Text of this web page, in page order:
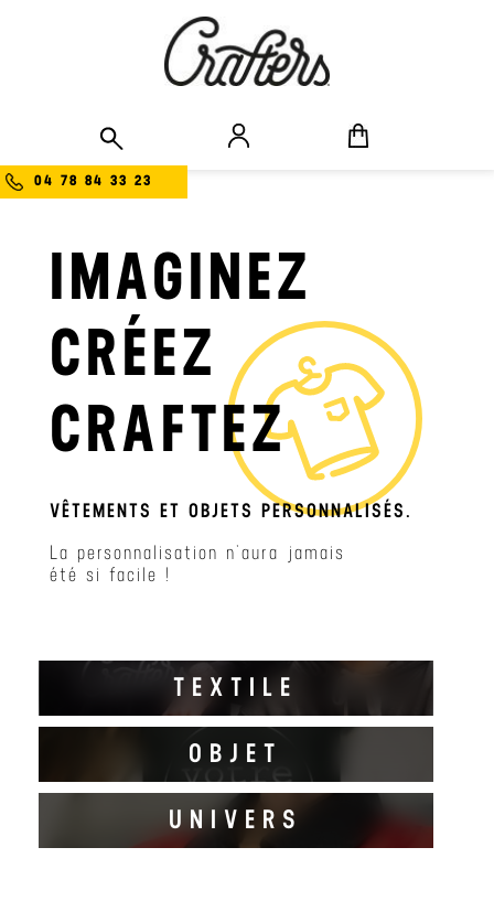
04 78 84 33 23
IMAGINEZ
CRÉEZ
CRAFTEZ
VÊTEMENTS ET OBJETS PERSONNALISÉS.
La personnalisation n’aura jamais
été si facile !
TEXTILE
OBJET
DECOUVRIR
UNIVERS